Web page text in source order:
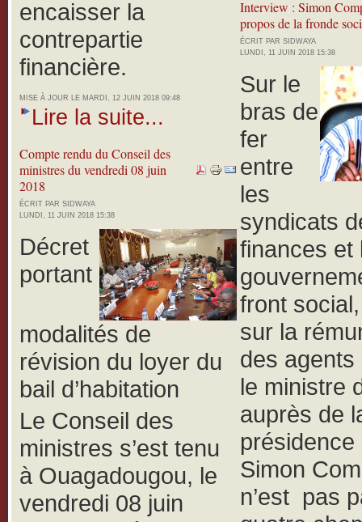
encaisser la
contrepartie
financière.
MISE À JOUR LE MARDI, 12 JUIN 2018 09:48
Lire la suite...
Compte rendu du Conseil des
ministres du vendredi 08 juin
2018
ÉCRIT PAR SIDWAYA
LUNDI, 11 JUIN 2018 15:38
Décret
portant
modalités de
révision du loyer du
bail d’habitation
Le Conseil des
ministres s’est tenu
à Ouagadougou, le
vendredi 08 juin
Interview : Simon
propos de la fronde
ÉCRIT PAR SIDWAYA
LUNDI, 11 JUIN 2018 15:38
Sur le
bras de
fer
entre
les
syndicats
finances et
front
sur la
des agents
le ministre
auprès de
Simon
n’est pas